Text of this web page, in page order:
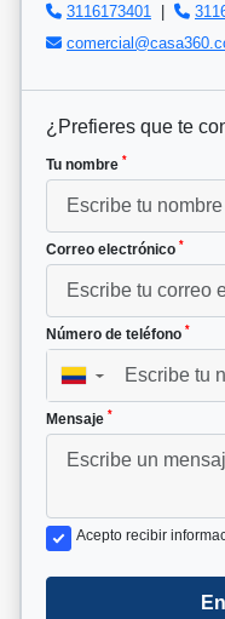
3116173401
|
¿Prefieres que te
Tu nombre *
Correo electrónico *
Número de teléfono *
▼
Mensaje *
Acepto recibir